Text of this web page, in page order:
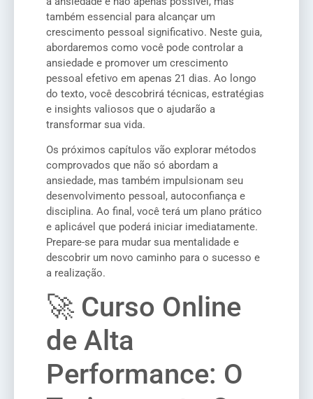
também essencial para alcançar um
crescimento pessoal significativo. Neste guia,
abordaremos como você pode controlar a
ansiedade e promover um crescimento
pessoal efetivo em apenas 21 dias. Ao longo
do texto, você descobrirá técnicas, estratégias
e insights valiosos que o ajudarão a
transformar sua vida.
Os próximos capítulos vão explorar métodos
comprovados que não só abordam a
ansiedade, mas também impulsionam seu
desenvolvimento pessoal, autoconfiança e
disciplina. Ao final, você terá um plano prático
e aplicável que poderá iniciar imediatamente.
Prepare-se para mudar sua mentalidade e
descobrir um novo caminho para o sucesso e
a realização.
🚀 Curso Online
de Alta
Performance: O